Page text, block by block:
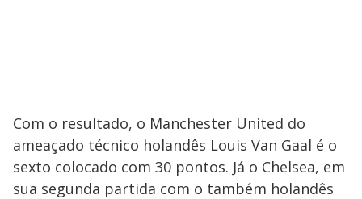
Com o resultado, o Manchester United do
ameaçado técnico holandês Louis Van Gaal é o
sexto colocado com 30 pontos. Já o Chelsea, em
sua segunda partida com o também holandês